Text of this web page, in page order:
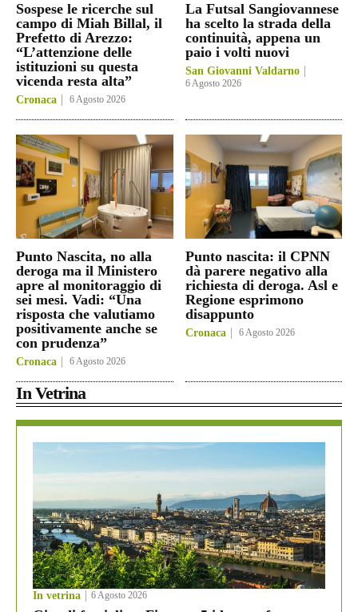
Sospese le ricerche sul
campo di Miah Billal, il
Prefetto di Arezzo:
“L’attenzione delle
istituzioni su questa
vicenda resta alta”
Cronaca 6 Agosto 2026
La Futsal Sangiovannese
ha scelto la strada della
continuità, appena un
paio i volti nuovi
San Giovanni Valdarno
6 Agosto 2026
Punto Nascita, no alla
deroga ma il Ministero
apre al monitoraggio di
sei mesi. Vadi: “Una
risposta che valutiamo
positivamente anche se
con prudenza”
Cronaca 6 Agosto 2026
Punto nascita: il CPNN
dà parere negativo alla
richiesta di deroga. Asl e
Regione esprimono
disappunto
Cronaca 6 Agosto 2026
In Vetrina
In vetrina 6 Agosto 2026